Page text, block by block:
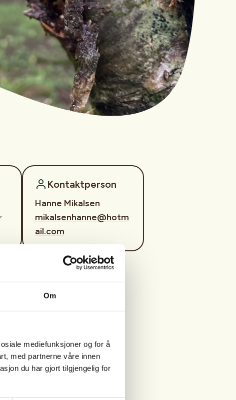
Om
mediefunksjoner og for å
med partnerne våre innen
du har gjort tilgjengelig for
Kontaktperson
Hanne Mikalsen
mikalsenhanne@hotm
ail.com